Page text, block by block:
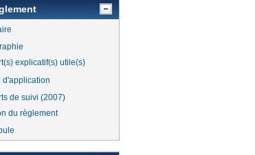
explicatif(s) utile(s)
d'application
de suivi (2007)
du règlement